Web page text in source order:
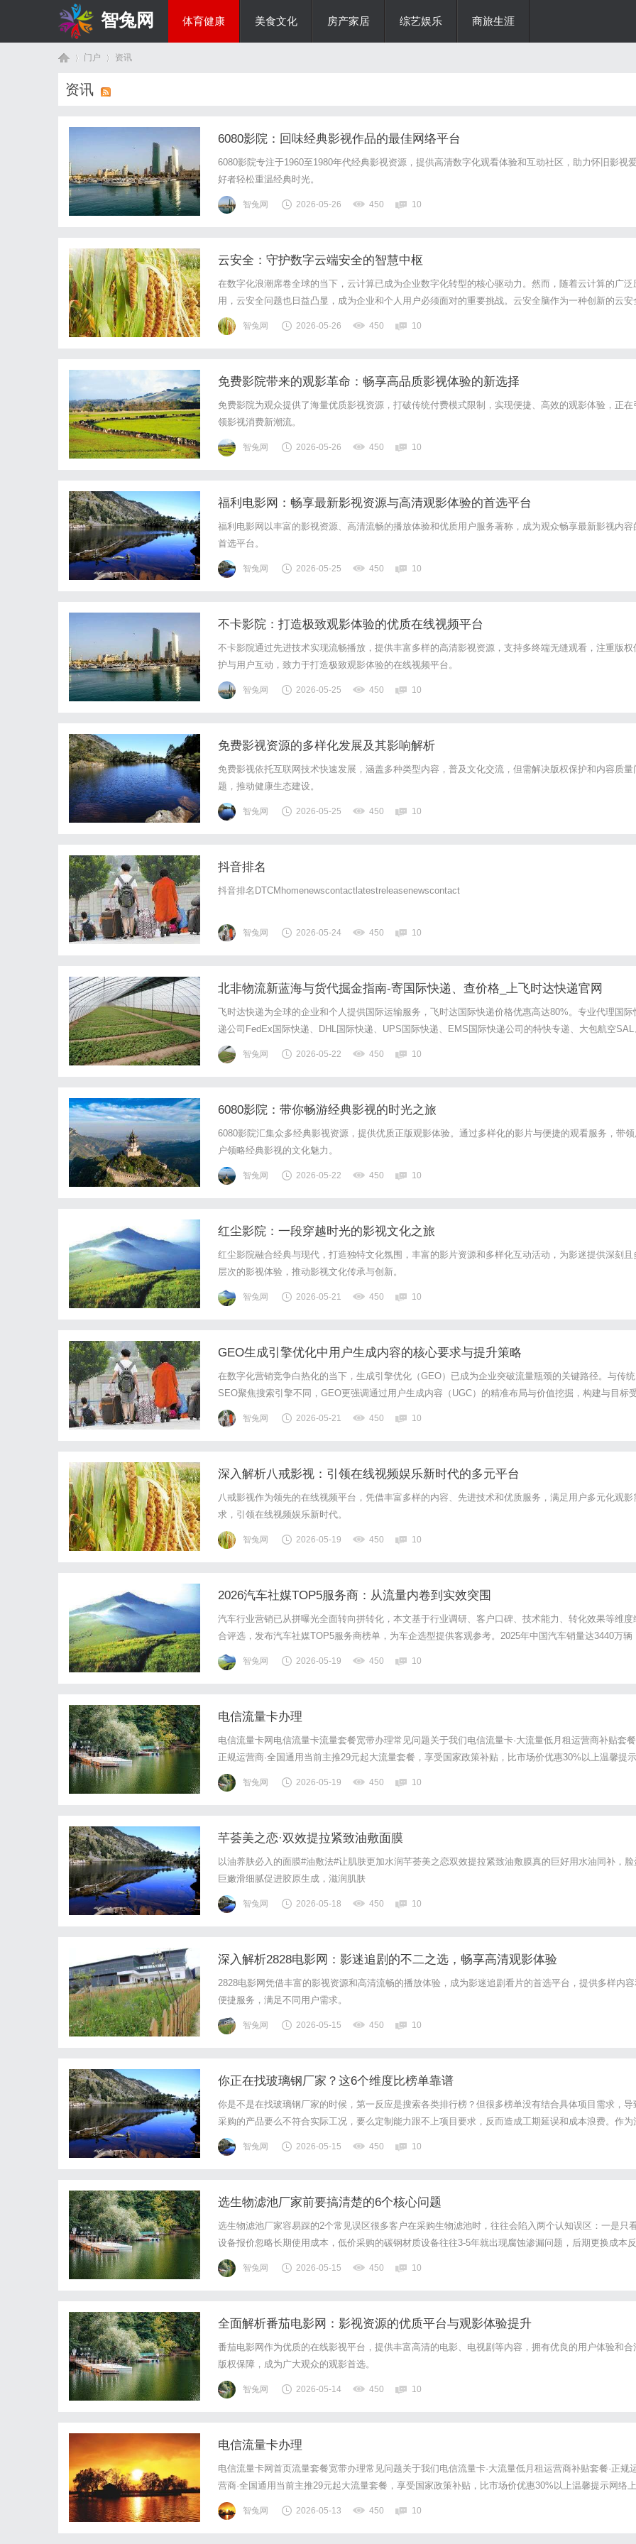
智兔网 体育健康 美食文化 房产家居 综艺娱乐 商旅生涯
门户 资讯
资讯
6080影院：回味经典影视作品的最佳网络平台
6080影院专注于1960至1980年代经典影视资源，提供高清数字化观看体验和互动社区，助力怀旧影视
好者轻松重温经典时光。
智兔网 2026-05-26 450 10
云安全：守护数字云端安全的智慧中枢
在数字化浪潮席卷全球的当下，云计算已成为企业数字化转型的核心驱动力。然而，随着云计算的广泛
用，云安全问题也日益凸显，成为企业和个人用户必须面对的重要挑战。云安全脑作为一种创新的云安
理念和技术架构，正逐渐崭露头角，成为守护数字云端安全的智慧中枢。一、云安全脑的概念与架构概
解析云安全脑是一种基于人工智能、大数据分析、机器学习等先进技术的云安全防护体系。它通...
智兔网 2026-05-26 450 10
免费影院带来的观影革命：畅享高品质影视体验的新选择
免费影院为观众提供了海量优质影视资源，打破传统付费模式限制，实现便捷、高效的观影体验，正在
领影视消费新潮流。
智兔网 2026-05-26 450 10
福利电影网：畅享最新影视资源与高清观影体验的首选平台
福利电影网以丰富的影视资源、高清流畅的播放体验和优质用户服务著称，成为观众畅享最新影视内容
首选平台。
智兔网 2026-05-25 450 10
不卡影院：打造极致观影体验的优质在线视频平台
不卡影院通过先进技术实现流畅播放，提供丰富多样的高清影视资源，支持多终端无缝观看，注重版权
护与用户互动，致力于打造极致观影体验的在线视频平台。
智兔网 2026-05-25 450 10
免费影视资源的多样化发展及其影响解析
免费影视依托互联网技术快速发展，涵盖多种类型内容，普及文化交流，但需解决版权保护和内容质量
题，推动健康生态建设。
智兔网 2026-05-25 450 10
抖音排名
抖音排名DTCMhomenewscontactlatestreleasenewscontact
智兔网 2026-05-24 450 10
北非物流新蓝海与货代掘金指南-寄国际快递、查价格_上飞时达快递官网
飞时达快递为全球的企业和个人提供国际运输服务，飞时达国际快递价格优惠高达80%。专业代理国际
递公司FedEx国际快递、DHL国际快递、UPS国际快递、EMS国际快递公司的特快专递、大包航空SAL
海运水陆路业务。重磅启航：打破中转桎梏，重塑中非物流版图2026年5月14日，随着首航船“中远利比
亚”轮顺利停靠米苏拉塔自由区港，中远海运北非快线中国至利比亚直航...
智兔网 2026-05-22 450 10
6080影院：带你畅游经典影视的时光之旅
6080影院汇集众多经典影视资源，提供优质正版观影体验。通过多样化的影片与便捷的观看服务，带领
户领略经典影视的文化魅力。
智兔网 2026-05-22 450 10
红尘影院：一段穿越时光的影视文化之旅
红尘影院融合经典与现代，打造独特文化氛围，丰富的影片资源和多样化互动活动，为影迷提供深刻且
层次的影视体验，推动影视文化传承与创新。
智兔网 2026-05-21 450 10
GEO生成引擎优化中用户生成内容的核心要求与提升策略
在数字化营销竞争白热化的当下，生成引擎优化（GEO）已成为企业突破流量瓶颈的关键路径。与传统
SEO聚焦搜索引擎不同，GEO更强调通过用户生成内容（UGC）的精准布局与价值挖掘，构建与目标
众的深度连接。用户生成内容的质量直接影响品牌在生成引擎中的曝光权重与用户信任度，如何制定符
GEO规则的内容策略，成为企业实现可持续增长的核心命题。一、GEO对用户生成内容...
智兔网 2026-05-21 450 10
深入解析八戒影视：引领在线视频娱乐新时代的多元平台
八戒影视作为领先的在线视频平台，凭借丰富多样的内容、先进技术和优质服务，满足用户多元化观影
求，引领在线视频娱乐新时代。
智兔网 2026-05-19 450 10
2026汽车社媒TOP5服务商：从流量内卷到实效突围
汽车行业营销已从拼曝光全面转向拼转化，本文基于行业调研、客户口碑、技术能力、转化效果等维度
合评选，发布汽车社媒TOP5服务商榜单，为车企选型提供客观参考。2025年中国汽车销量达3440万辆
同比增长9.4%，市场规模持续扩容，但传统营销模式快速失效。车展、户外广告等渠道效益递减，行业
数据显示，超六成传统服务商业绩下滑超15%，线上线索转化率普遍不足4%。...
智兔网 2026-05-19 450 10
电信流量卡办理
电信流量卡网电信流量卡流量套餐宽带办理常见问题关于我们电信流量卡·大流量低月租运营商补贴套餐
正规运营商·全国通用当前主推29元起大流量套餐，享受国家政策补贴，比市场价优惠30%以上温馨提示
网络上宣传的"19元无限流量"为虚假信息，请认准正规渠道热销套餐¥29/月起50GB以上通用流量全国无
漫游免费来电显示正规运营商出品全国包邮到家重要说明：市面上流传的"1...
智兔网 2026-05-19 450 10
芊荟美之恋·双效提拉紧致油敷面膜
以油养肤必入的面膜#油敷法#让肌肤更加水润芊荟美之恋双效提拉紧致油敷膜真的巨好用水油同补，脸
巨嫩滑细腻促进胶原生成，滋润肌肤
智兔网 2026-05-18 450 10
深入解析2828电影网：影迷追剧的不二之选，畅享高清观影体验
2828电影网凭借丰富的影视资源和高清流畅的播放体验，成为影迷追剧看片的首选平台，提供多样内容
便捷服务，满足不同用户需求。
智兔网 2026-05-15 450 10
你正在找玻璃钢厂家？这6个维度比榜单靠谱
你是不是在找玻璃钢厂家的时候，第一反应是搜索各类排行榜？但很多榜单没有结合具体项目需求，导
采购的产品要么不符合实际工况，要么定制能力跟不上项目要求，反而造成工期延误和成本浪费。作为
耕环保材料领域的行业编辑，今天就给大家拆解选玻璃钢厂家的正确决策逻辑，比单纯看榜单靠谱得多
玻璃钢厂家选型决策第一步：明确自身项目场景需求不同行业的玻璃钢应用场景差异极大，对应...
智兔网 2026-05-15 450 10
选生物滤池厂家前要搞清楚的6个核心问题
选生物滤池厂家容易踩的2个常见误区很多客户在采购生物滤池时，往往会陷入两个认知误区：一是只
设备报价忽略长期使用成本，低价采购的碳钢材质设备往往3-5年就出现腐蚀渗漏问题，后期更换成本反
而更高；二是只局限于选择本地小厂家，忽略厂家的业务覆盖能力和定制化水平，遇到跨区域项目或者
标需求时无法适配，耽误项目进度。作为环保领域的刚需设备，生物滤池的使用寿命、运维成...
智兔网 2026-05-15 450 10
全面解析番茄电影网：影视资源的优质平台与观影体验提升
番茄电影网作为优质的在线影视平台，提供丰富高清的电影、电视剧等内容，拥有优良的用户体验和合
版权保障，成为广大观众的观影首选。
智兔网 2026-05-14 450 10
电信流量卡办理
电信流量卡网首页流量套餐宽带办理常见问题关于我们电信流量卡·大流量低月租运营商补贴套餐·正规
营商·全国通用当前主推29元起大流量套餐，享受国家政策补贴，比市场价优惠30%以上温馨提示网络上
宣传的"19元无限流量"为虚假信息，请认准正规渠道热销套餐¥29/月起50GB以上通用流量全国无漫游免
费来电显示正规运营商出品全国包邮到家重要说明：市面上流传的"19元无...
智兔网 2026-05-13 450 10